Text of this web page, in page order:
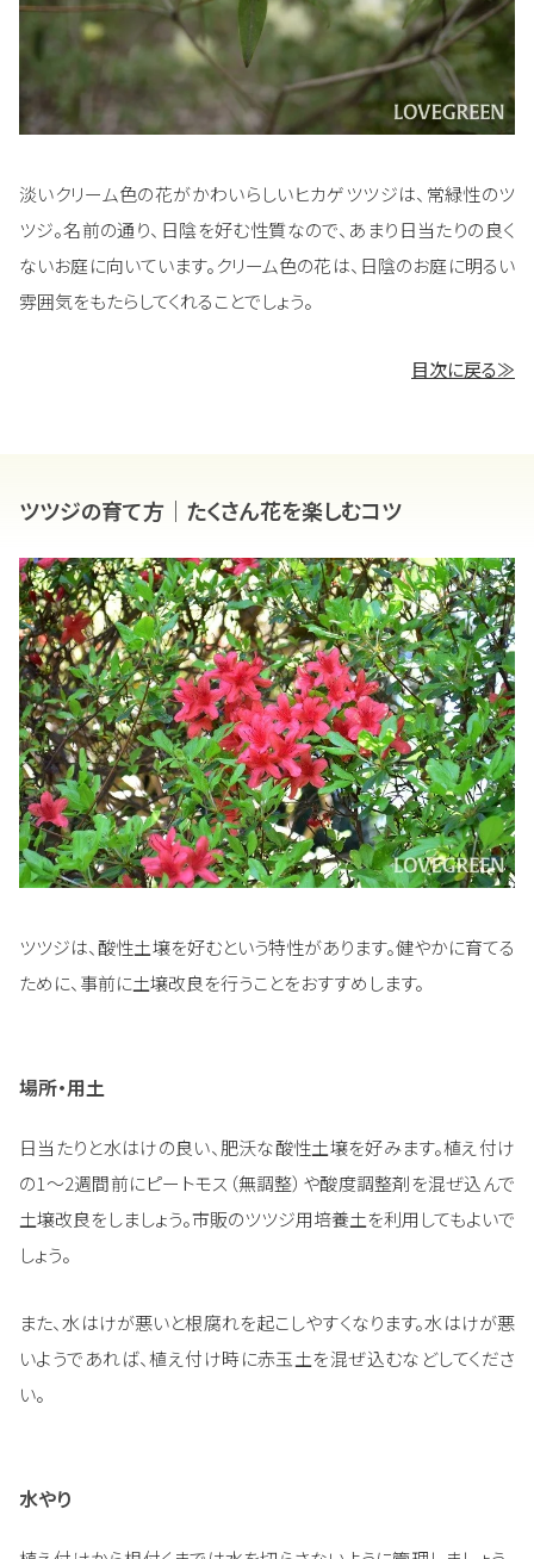
淡いクリーム色の花がかわいらしいヒカゲツツジは、常緑性のツ
ツジ。名前の通り、日陰を好む性質なので、あまり日当たりの良く
ないお庭に向いています。クリーム色の花は、日陰のお庭に明るい
雰囲気をもたらしてくれることでしょう。
目次に戻る≫
ツツジの育て方｜たくさん花を楽しむコツ
ツツジは、酸性土壌を好むという特性があります。健やかに育てる
ために、事前に土壌改良を行うことをおすすめします。
場所・用土
日当たりと水はけの良い、肥沃な酸性土壌を好みます。植え付け
の1～2週間前にピートモス（無調整）や酸度調整剤を混ぜ込んで
土壌改良をしましょう。市販のツツジ用培養土を利用してもよいで
しょう。
また、水はけが悪いと根腐れを起こしやすくなります。水はけが悪
いようであれば、植え付け時に赤玉土を混ぜ込むなどしてくださ
い。
水やり